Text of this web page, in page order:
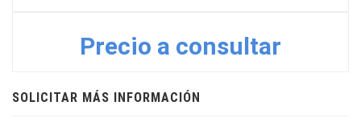
Precio a consultar
SOLICITAR MÁS INFORMACIÓN